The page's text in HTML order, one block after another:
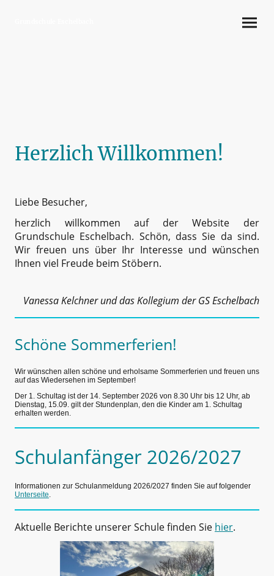
Herzlich Willkommen!
Liebe Besucher,
herzlich willkommen auf der Website der
Grundschule Eschelbach. Schön, dass Sie da sind.
Wir freuen uns über Ihr Interesse und wünschen
Ihnen viel Freude beim Stöbern.
Vanessa Kelchner und das Kollegium der GS Eschelbach
Schöne Sommerferien!
Wir wünschen allen schöne und erholsame Sommerferien und freuen uns
auf das Wiedersehen im September!
Der 1. Schultag ist der 14. September 2026 von 8.30 Uhr bis 12 Uhr, ab
Dienstag, 15.09. gilt der Stundenplan, den die Kinder am 1. Schultag
erhalten werden.
Schulanfänger 2026/2027
Informationen zur Schulanmeldung 2026/2027 finden Sie auf folgender
Unterseite.
Aktuelle Berichte unserer Schule finden Sie hier.